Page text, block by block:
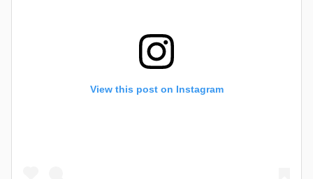
View this post on Instagram